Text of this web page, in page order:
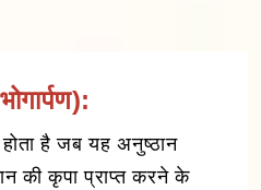
है जब यह अनुष्ठान
की कृपा प्राप्त करने के